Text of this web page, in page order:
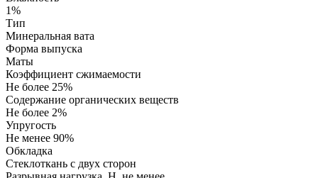
1%
Тип
Минеральная вата
Форма выпуска
Маты
Коэффициент сжимаемости
Не более 25%
Содержание органических веществ
Не более 2%
Упругость
Не менее 90%
Обкладка
Стеклоткань с двух сторон